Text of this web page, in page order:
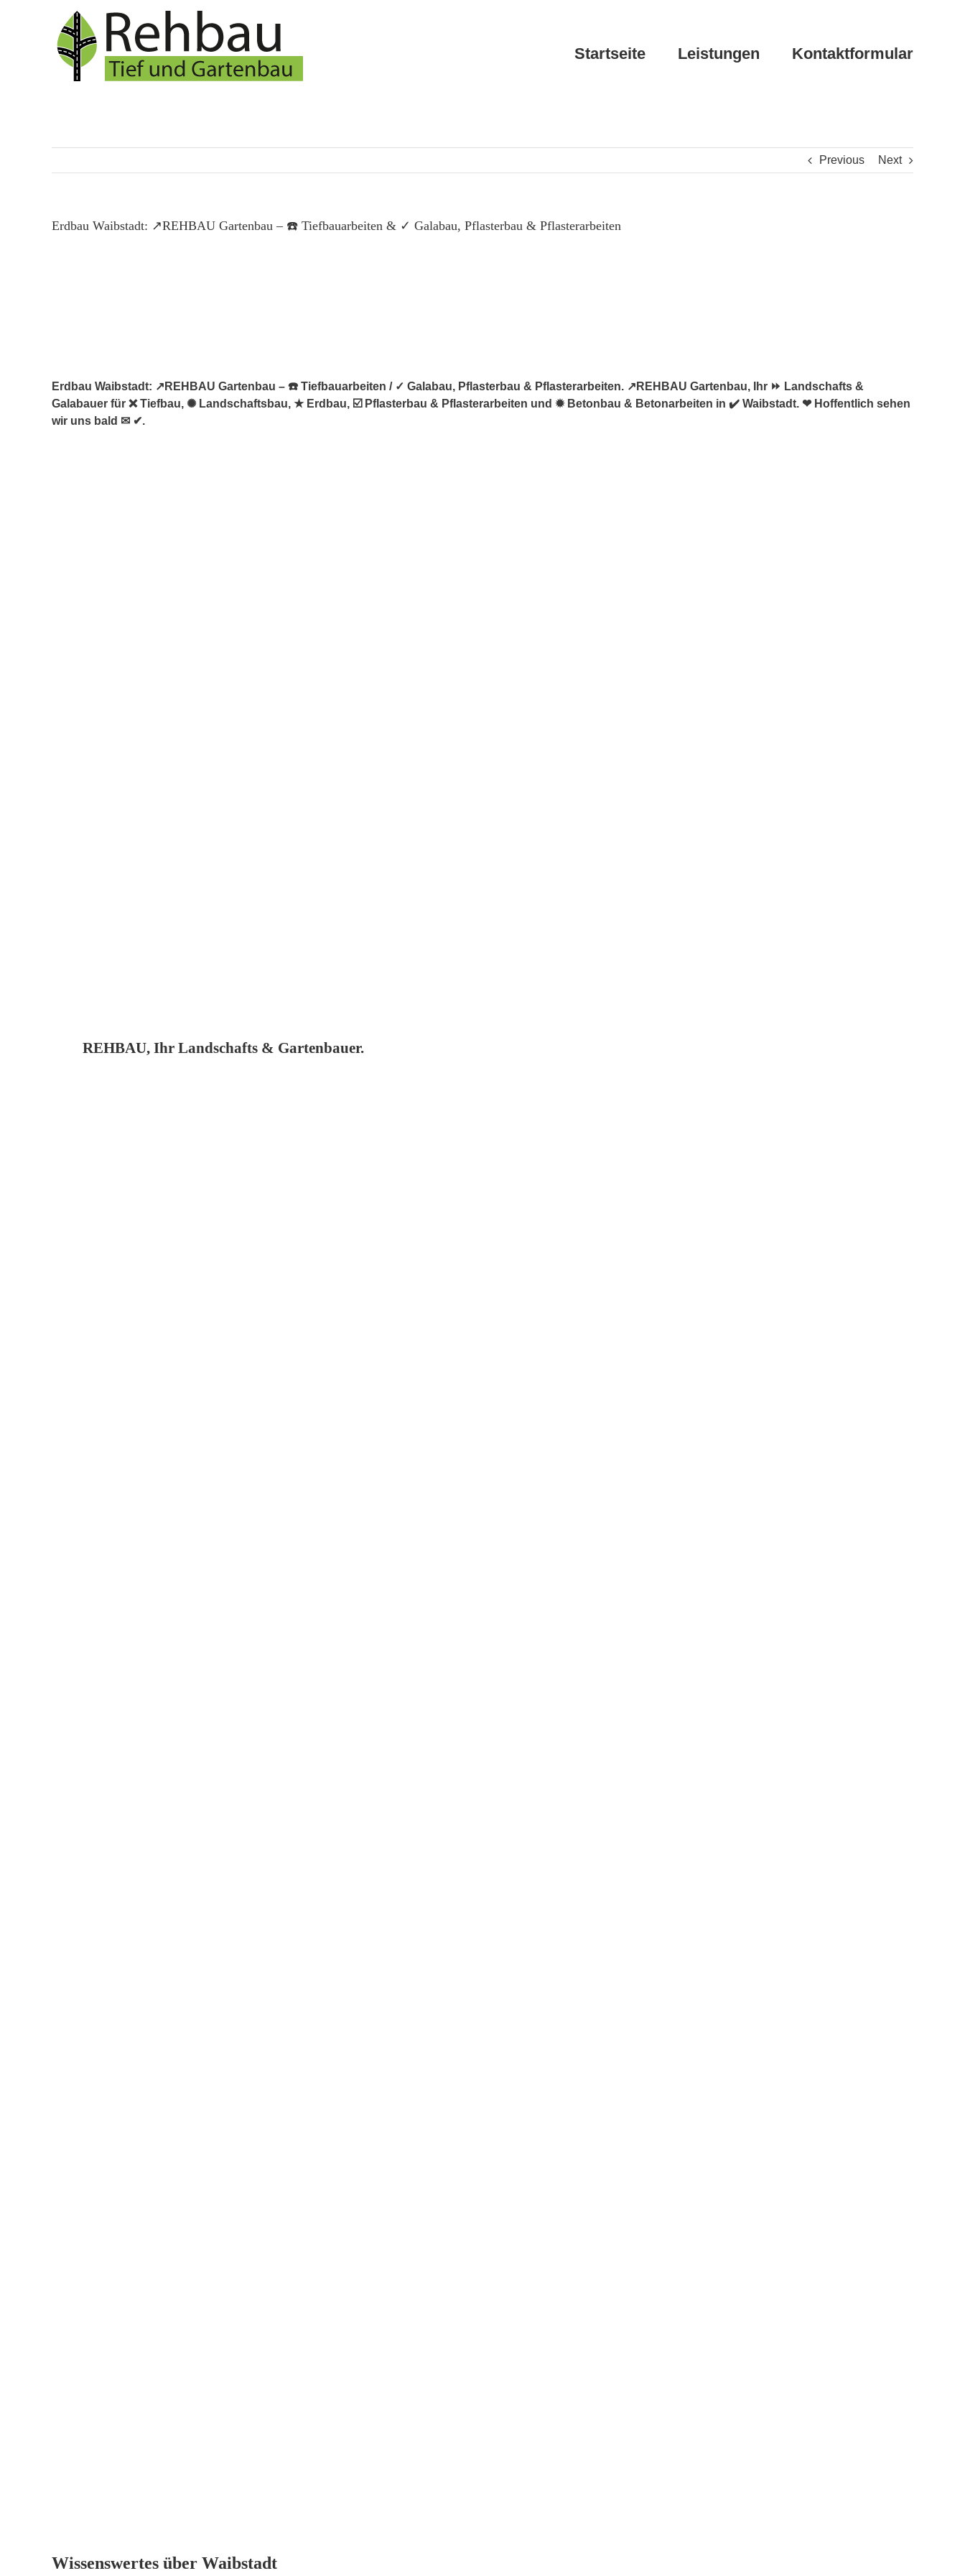
Startseite Leistungen Kontaktformular
Previous Next
Erdbau Waibstadt: ↗️REHBAU Gartenbau – ☎️ Tiefbauarbeiten & ✓ Galabau, Pflasterbau & Pflasterarbeiten
Erdbau Waibstadt: ↗️REHBAU Gartenbau – ☎️ Tiefbauarbeiten / ✓ Galabau, Pflasterbau & Pflasterarbeiten. ↗️REHBAU Gartenbau, Ihr ⏩ Landschafts &
Galabauer für ❌ Tiefbau, ✺ Landschaftsbau, ★ Erdbau, ☑️ Pflasterbau & Pflasterarbeiten und ✹ Betonbau & Betonarbeiten in ✔️ Waibstadt. ❤ Hoffentlich sehen
wir uns bald ✉ ✔.
REHBAU, Ihr Landschafts & Gartenbauer.
Wissenswertes über Waibstadt